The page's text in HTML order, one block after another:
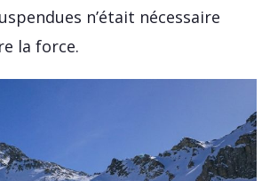
n’était nécessaire
la force.